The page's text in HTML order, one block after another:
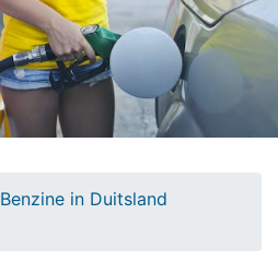
Benzine in Duitsland